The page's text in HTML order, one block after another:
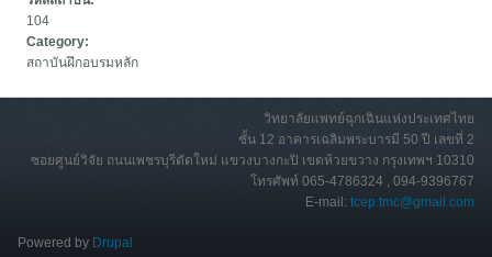
104
Category:
สถาบันฝึกอบรมหลัก
วิทยาลัยแพทย์ฉุกเฉินแห่งประเทศไทย
ชั้น 12 อาคารเฉลิมพระบารมี 50 ปี เลขที่ 2
ซอยศูนย์วิจัย ถนนเพชรบุรีตัดใหม่ แขวงบางกะปิ เขตห้วยขวาง กรุงเทพฯ 10310
โทรศัพท์ 065-4786324 , 094-9396767
E-mail:tcep.tmc@gmail.com
Powered by Drupal